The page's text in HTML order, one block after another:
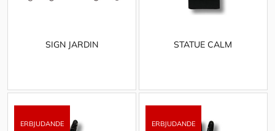
SIGN JARDIN STATUE CALM